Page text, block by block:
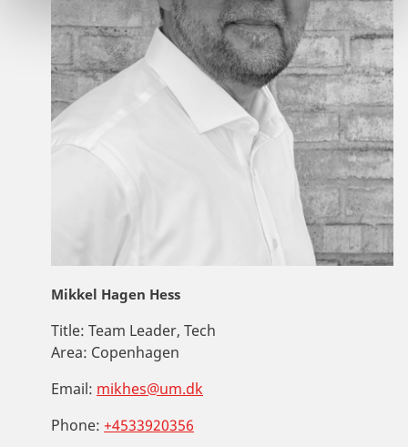
Mikkel Hagen Hess
Title: Team Leader, Tech
Area: Copenhagen
Email: mikhes@um.dk
Phone: +4533920356